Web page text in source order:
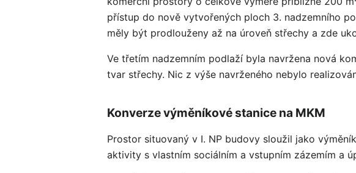
přístup do nově vytvořených ploch 3. nadzemního
měly být prodlouženy až na úroveň střechy a zde
Ve třetím nadzemním podlaží byla navržena nová
tvar střechy. Nic z výše navrženého nebylo
Konverze výměníkové stanice na MKM
Prostor situovaný v I. NP budovy sloužil jako
aktivity s vlastním sociálním a vstupním zázemím a